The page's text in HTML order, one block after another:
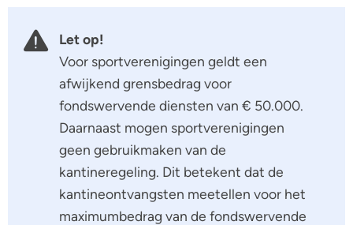
Let op!
Voor sportverenigingen geldt een
afwijkend grensbedrag voor
fondswervende diensten van € 50.000.
Daarnaast mogen sportverenigingen
geen gebruikmaken van de
kantineregeling. Dit betekent dat de
kantineontvangsten meetellen voor het
maximumbedrag van de fondswervende